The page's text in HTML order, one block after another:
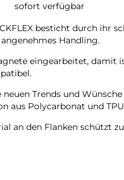
sofort verfügbar
besticht durch ihr
Handling.
eingearbeitet, damit
Trends und
aus Polycarbonat und
an den Flanken schützt
seitlichen Flanken